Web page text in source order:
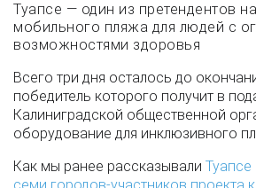
Туапсе — один из претендентов
мобильного пляжа для людей с
возможностями здоровья
Всего три дня осталось до
победитель которого получит в
Калиниградской общественной
оборудование для инклюзивного
Как мы ранее рассказывали Туапсе